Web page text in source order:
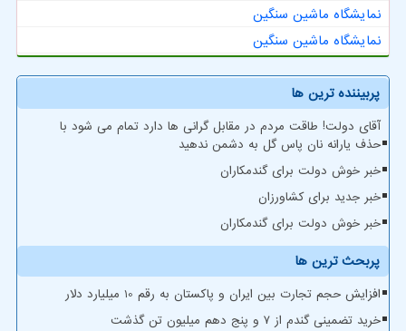
نمایشگاه ماشین سنگین
نمایشگاه ماشین سنگین
پربیننده ترین ها
آقای دولت! طاقت مردم در مقابل گرانی ها دارد تمام می شود با
حذف یارانه نان پاس گل به دشمن ندهید
خبر خوش دولت برای گندمکاران
خبر جدید برای کشاورزان
خبر خوش دولت برای گندمکاران
پربحث ترین ها
افزایش حجم تجارت بین ایران و پاکستان به رقم 10 میلیارد دلار
خرید تضمینی گندم از ۷ و پنج دهم میلیون تن گذشت